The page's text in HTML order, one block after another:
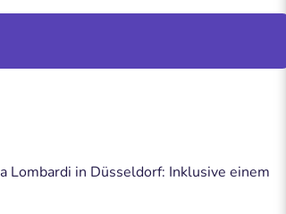
Lombardi in Düsseldorf: Inklusive einem